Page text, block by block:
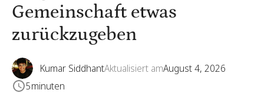
Gemeinschaft etwas
zurückzugeben
Kumar SiddhantAktualisiert amAugust 4, 2026
5minuten